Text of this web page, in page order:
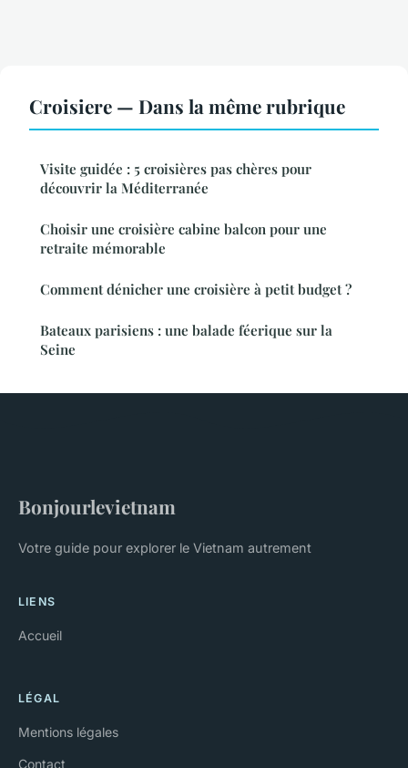
Croisiere — Dans la même rubrique
Visite guidée : 5 croisières pas chères pour
découvrir la Méditerranée
Choisir une croisière cabine balcon pour une
retraite mémorable
Comment dénicher une croisière à petit budget ?
Bateaux parisiens : une balade féerique sur la
Seine
Bonjourlevietnam
Votre guide pour explorer le Vietnam autrement
LIENS
Accueil
LÉGAL
Mentions légales
Contact